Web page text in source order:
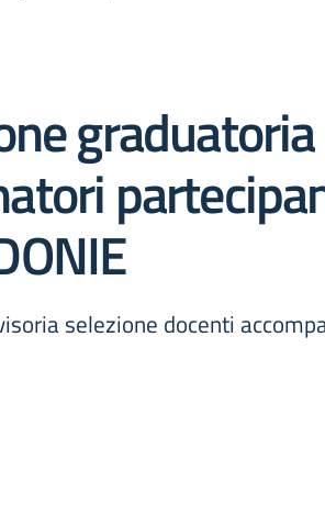
selezione docenti